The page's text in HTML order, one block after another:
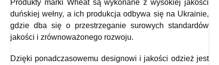
Produkty marki Wheat są wykonane z wysokiej jakości
duńskiej wełny, a ich produkcja odbywa się na Ukrainie,
gdzie dba się o przestrzeganie surowych standardów
jakości i zrównoważonego rozwoju.
Dzięki ponadczasowemu designowi i jakości odzież jest